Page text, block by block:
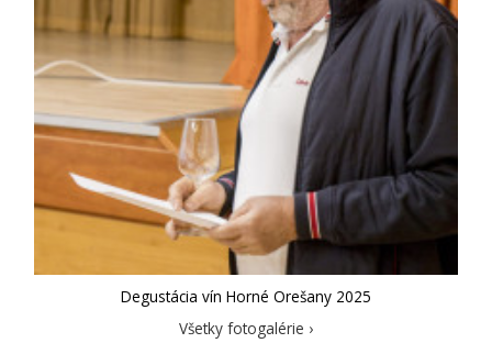
Degustácia vín Horné Orešany 2025
Všetky fotogalérie ›